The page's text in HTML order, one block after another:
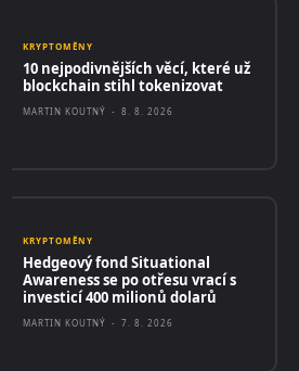
KRYPTOMĚNY
10 nejpodivnějších věcí, které už
blockchain stihl tokenizovat
MARTIN KOUTNÝ - 8. 8. 2026
KRYPTOMĚNY
Hedgeový fond Situational
Awareness se po otřesu vrací s
investicí 400 milionů dolarů
MARTIN KOUTNÝ - 7. 8. 2026